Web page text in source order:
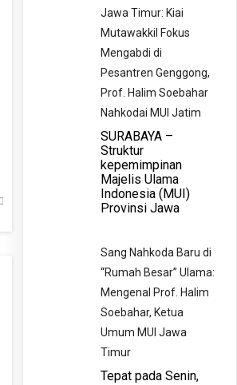
Jawa Timur: Kiai
Mutawakkil Fokus
Mengabdi di
Pesantren Genggong,
Prof. Halim Soebahar
Nahkodai MUI Jatim
​SURABAYA –
Struktur
kepemimpinan
Majelis Ulama
Indonesia (MUI)
Provinsi Jawa
​Sang Nahkoda Baru di
“Rumah Besar” Ulama:
Mengenal Prof. Halim
Soebahar, Ketua
Umum MUI Jawa
Timur
​Tepat pada Senin,